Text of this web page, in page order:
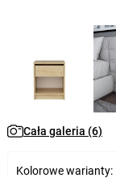
Cała galeria (6)
Kolorowe warianty: